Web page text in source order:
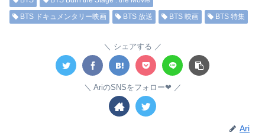
BTS ドキュメンタリー映画
BTS 放送 BTS 映画 BTS 特集
シェアする
AriのSNSをフォロー❤︎
Ari